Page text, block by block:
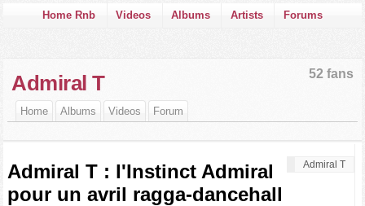
Home Rnb Videos Albums Artists Forums
52 fans
Admiral T
Home Albums Videos Forum
Admiral T
Admiral T : l'Instinct Admiral
pour un avril ragga-dancehall